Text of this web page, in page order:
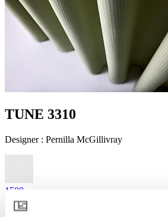
TUNE 3310
Designer : Pernilla McGillivray
1500